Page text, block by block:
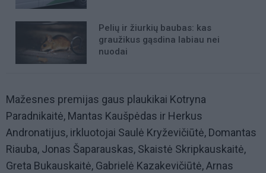
Pelių ir žiurkių baubas: kas
graužikus gąsdina labiau nei
nuodai
Mažesnes premijas gaus plaukikai Kotryna
Paradnikaitė, Mantas Kaušpėdas ir Herkus
Andronatijus, irkluotojai Saulė Kryževičiūtė, Domantas
Riauba, Jonas Šaparauskas, Skaistė Skripkauskaitė,
Greta Bukauskaitė, Gabrielė Kazakevičiūtė, Arnas